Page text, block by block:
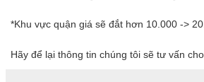
*Khu vực quận giá sẽ đắt hơn 10.000 ->
Hãy để lại thông tin chúng tôi sẽ tư vấn